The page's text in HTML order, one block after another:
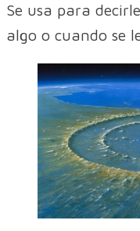
Se usa para
algo o cuando se